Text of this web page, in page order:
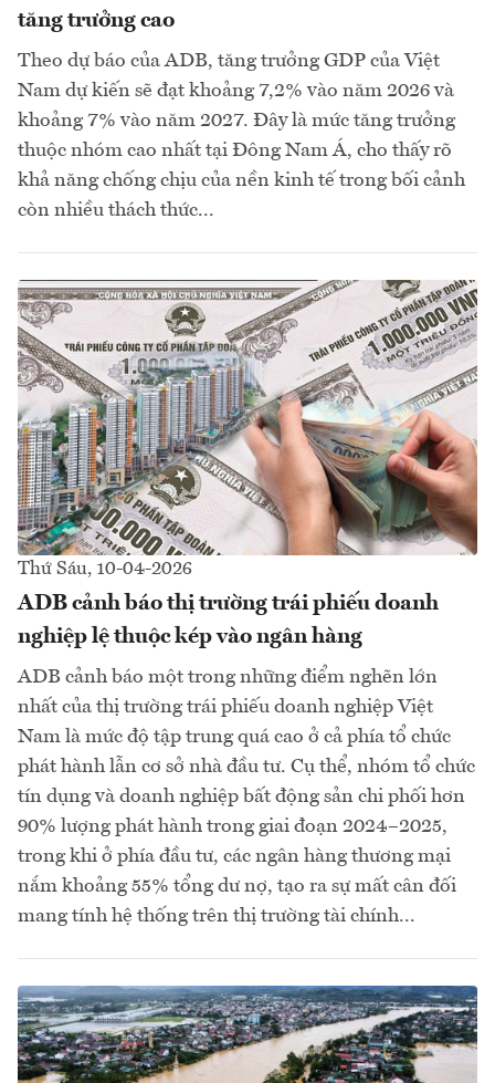
tăng trưởng cao
Theo dự báo của ADB, tăng trưởng GDP của Việt
Nam dự kiến sẽ đạt khoảng 7,2% vào năm 2026 và
khoảng 7% vào năm 2027. Đây là mức tăng trưởng
thuộc nhóm cao nhất tại Đông Nam Á, cho thấy rõ
khả năng chống chịu của nền kinh tế trong bối cảnh
còn nhiều thách thức...
Thứ Sáu, 10-04-2026
ADB cảnh báo thị trường trái phiếu doanh
nghiệp lệ thuộc kép vào ngân hàng
ADB cảnh báo một trong những điểm nghẽn lớn
nhất của thị trường trái phiếu doanh nghiệp Việt
Nam là mức độ tập trung quá cao ở cả phía tổ chức
phát hành lẫn cơ sở nhà đầu tư. Cụ thể, nhóm tổ chức
tín dụng và doanh nghiệp bất động sản chi phối hơn
90% lượng phát hành trong giai đoạn 2024–2025,
trong khi ở phía đầu tư, các ngân hàng thương mại
nắm khoảng 55% tổng dư nợ, tạo ra sự mất cân đối
mang tính hệ thống trên thị trường tài chính...